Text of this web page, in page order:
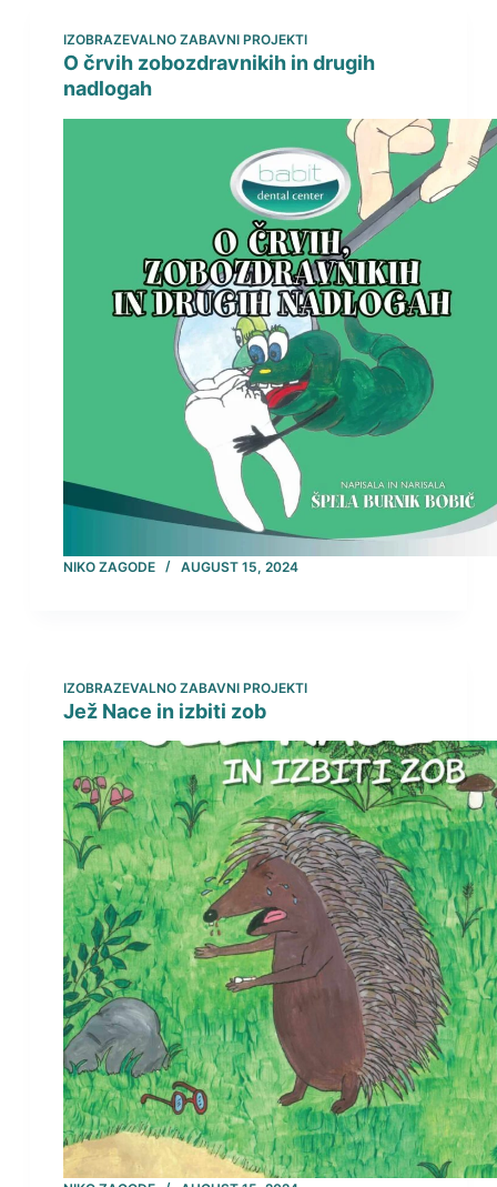
IZOBRAZEVALNO ZABAVNI PROJEKTI
O črvih zobozdravnikih in drugih
nadlogah
NIKO ZAGODE AUGUST 15, 2024
IZOBRAZEVALNO ZABAVNI PROJEKTI
Jež Nace in izbiti zob